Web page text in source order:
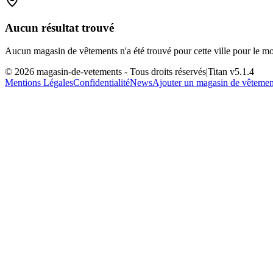
Aucun résultat trouvé
Aucun magasin de vêtements n'a été trouvé pour cette ville pour le
© 2026 magasin-de-vetements - Tous droits réservés|Titan v5.1.4
Mentions LégalesConfidentialitéNewsAjouter un magasin de